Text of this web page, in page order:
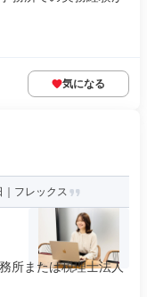
気になる
フレックス
所または税理士法人